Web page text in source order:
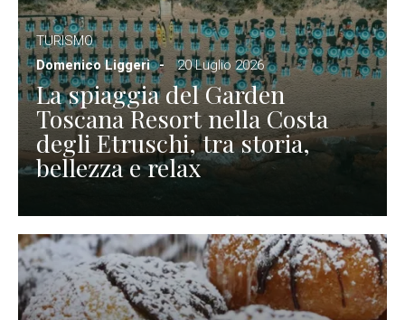
TURISMO
Domenico Liggeri
20 Luglio 2026
La spiaggia del Garden
Toscana Resort nella Costa
degli Etruschi, tra storia,
bellezza e relax